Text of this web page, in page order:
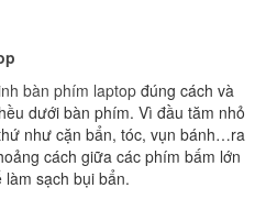
bàn phím laptop đúng cách và
dưới bàn phím. Vì đầu tăm nhỏ
như cặn bẩn, tóc, vụn bánh…ra
cách giữa các phím bấm lớn
sạch bụi bẩn.